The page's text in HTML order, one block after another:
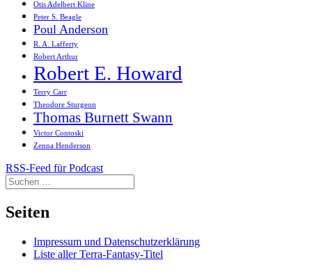
Otis Adelbert Kline
Peter S. Beagle
Poul Anderson
R. A. Lafferty
Robert Arthur
Robert E. Howard
Terry Carr
Theodore Sturgeon
Thomas Burnett Swann
Victor Contoski
Zenna Henderson
RSS-Feed für Podcast
Suchen
nach:
Seiten
Impressum und Datenschutzerklärung
Liste aller Terra-Fantasy-Titel